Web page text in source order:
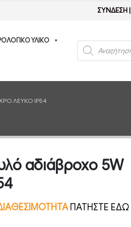
ΣΥΝΔΕΣΗ|
ΥΛΙΚΟ
Products
search
ΛΕΥΚΌ IP54
αδιάβροχο 5W
ΠΑΤΗΣΤΕ ΕΔΩ